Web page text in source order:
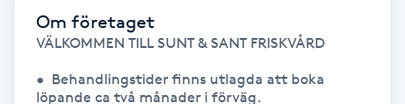
Headspa
Healing
Om företaget
VÄLKOMMEN TILL SUNT & SANT FRISKVÅRD
•  Behandlingstider finns utlagda att boka
löpande ca två månader i förväg.